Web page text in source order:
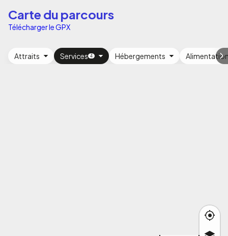
Carte du parcours
Télécharger le GPX
Attraits Services Hébergements